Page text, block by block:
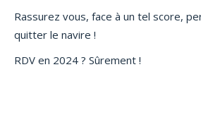
Rassurez vous, face à un tel score,
quitter le navire !
RDV en 2024 ? Sûrement !